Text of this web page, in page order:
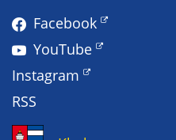
Facebook
YouTube
Instagram
RSS